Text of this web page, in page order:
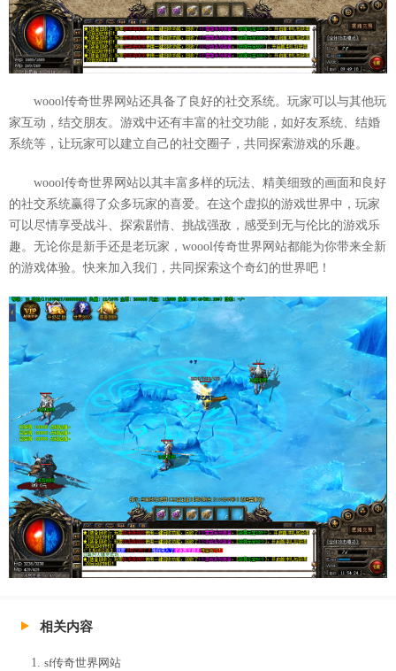
woool传奇世界网站还具备了良好的社交系统。玩家可以与其他玩
家互动，结交朋友。游戏中还有丰富的社交功能，如好友系统、结婚
系统等，让玩家可以建立自己的社交圈子，共同探索游戏的乐趣。
woool传奇世界网站以其丰富多样的玩法、精美细致的画面和良好
的社交系统赢得了众多玩家的喜爱。在这个虚拟的游戏世界中，玩家
可以尽情享受战斗、探索剧情、挑战强敌，感受到无与伦比的游戏乐
趣。无论你是新手还是老玩家，woool传奇世界网站都能为你带来全新
的游戏体验。快来加入我们，共同探索这个奇幻的世界吧！
相关内容
sf传奇世界网站